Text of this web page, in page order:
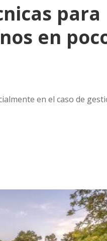
para
en
en el caso de